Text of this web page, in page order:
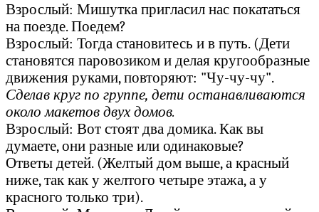
Взрослый: Мишутка пригласил нас покататься
на поезде. Поедем?
Взрослый: Тогда становитесь и в путь. (Дети
становятся паровозиком и делая кругообразные
движения руками, повторяют: "Чу-чу-чу".
Сделав круг по группе, дети останавливаются
около макетов двух домов.
Взрослый: Вот стоят два домика. Как вы
думаете, они разные или одинаковые?
Ответы детей. (Желтый дом выше, а красный
ниже, так как у желтого четыре этажа, а у
красного только три).